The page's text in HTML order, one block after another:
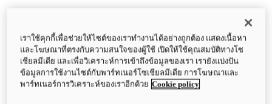
เราใช้คุกกี้เพื่อช่วยให้ไซต์ของเราทำงานได้อย่างถูกต้อง แสดงเนื้อหา
และโฆษณาที่ตรงกับความสนใจของผู้ใช้ เปิดให้ใช้คุณสมบัติทางโซ
เชียลมีเดีย และเพื่อวิเคราะห์การเข้าถึงข้อมูลของเรา เรายังแบ่งปัน
ข้อมูลการใช้งานไซต์กับพาร์ทเนอร์โซเชียลมีเดีย การโฆษณาและ
พาร์ทเนอร์การวิเคราะห์ของเราอีกด้วย Cookie policy